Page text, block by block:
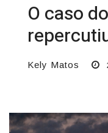
O caso
Kely Matos